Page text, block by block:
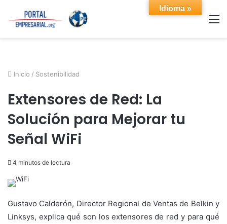
Inicio / Sostenibilidad
Extensores de Red: La
Solución para Mejorar tu
Señal WiFi
4 minutos de lectura
Gustavo Calderón, Director Regional de Ventas de Belkin y
Linksys, explica qué son los extensores de red y para qué
Idioma »